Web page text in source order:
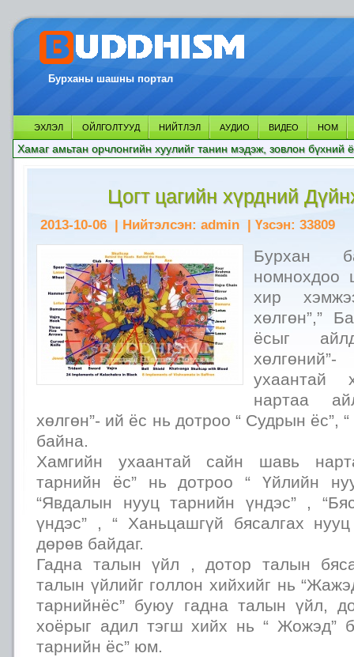
Бурханы шашны портал
ЭХЛЭЛ ОЙЛГОЛТУУД НИЙТЛЭЛ АУДИО ВИДЕО НОМ
Хамаг амьтан орчлонгийн хуулийг танин мэдэж, зовлон бүхний
Цогт цагийн хүрдний
2013-10-06 | Нийтэлсэн: admin | Үзсэн: 33809
Бурхан
номнохдоо
хир
хөлгөн”,”
ёсыг
ухаантай
нартаа
хөлгөн”- ий ёс нь дотроо “ Судрын ёс”,
байна.
Хамгийн ухаантай сайн шавь
тарнийн ёс” нь дотроо “ Үйлийн
“Явдалын нууц тарнийн үндэс” ,
үндэс” , “ Ханьцашгүй бясалгах
дөрөв байдаг.
Гадна талын үйл , дотор талын
талын үйлийг голлон хийхийг нь
тарнийнёс” буюу гадна талын үйл,
хоёрыг адил тэгш хийх нь “ Жожэд”
тарнийн ёс” юм.